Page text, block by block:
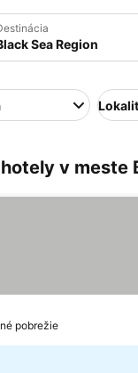
v meste
hviezdičiek
pobrežie